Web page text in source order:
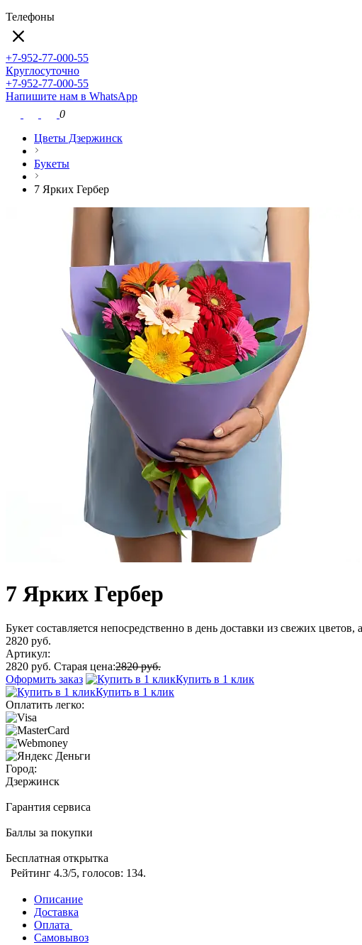
Телефоны
+7-952-77-000-55
Круглосуточно
+7-952-77-000-55
Напишите нам в WhatsApp
0
Цветы Дзержинск
Букеты
7 Ярких Гербер
7 Ярких Гербер
Букет составляется непосредственно в день доставки из свежих цветов,
2820 руб.
Артикул:
2820 руб. Старая цена:2820 руб.
Оформить заказ
Купить в 1 клик
Купить в 1 клик
Оплатить легко:
Город:
Дзержинск
Гарантия сервиса
Баллы за покупки
Бесплатная открытка
Рейтинг 4.3/5, голосов: 134.
Описание
Доставка
Оплата
Самовывоз